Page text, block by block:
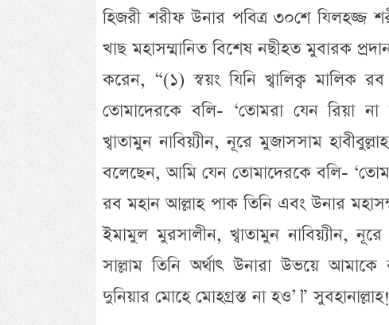
হিজরী শরীফ উনার পবিত্র ৩০শে যিলহজ্জ
খাছ মহাসম্মানিত বিশেষ নছীহত মুবারক
করেন, “(১) স্বয়ং যিনি খ্বালিক্ব মালিক
তোমাদেরকে বলি- ‘তোমরা যেন রিয়া
খ্বাতামুন নাবিয়্যীন, নূরে মুজাসসাম
বলেছেন, আমি যেন তোমাদেরকে বলি-
রব মহান আল্লাহ পাক তিনি এবং উনার
ইমামুল মুরসালীন, খ্বাতামুন নাবিয়্যীন,
সাল্লাম তিনি অর্থাৎ উনারা উভয়ে
দুনিয়ার মোহে মোহগ্রস্ত না হও’।” সুবহানাল্লাহ!